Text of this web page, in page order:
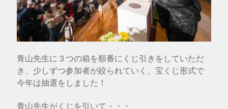
青山先生に３つの箱を順番にくじ引きをしていただ
き、少しずつ参加者が絞られていく、宝くじ形式で
今年は抽選をしました！
青山先生がくじを引いて・・・